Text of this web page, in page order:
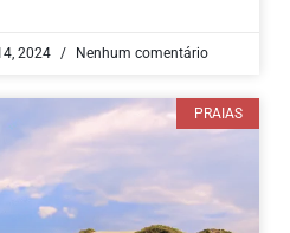
2024 Nenhum comentário
PRAIAS